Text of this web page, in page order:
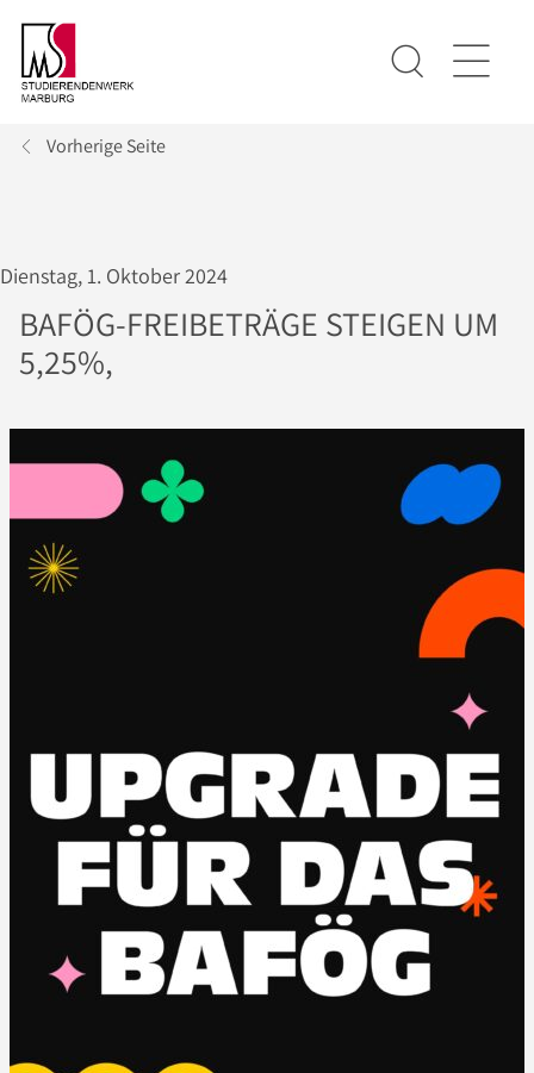
Vorherige Seite
Dienstag, 1. Oktober 2024
BAFÖG-FREIBETRÄGE STEIGEN UM
5,25%,